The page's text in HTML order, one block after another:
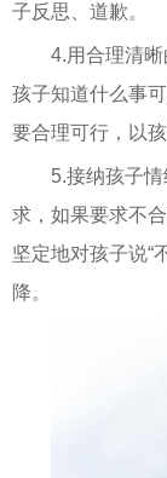
子反思、道歉。
4.用合理清
孩子知道什么事
要合理可行，以
5.接纳孩子
求，如果要求不
坚定地对孩子说“
降。